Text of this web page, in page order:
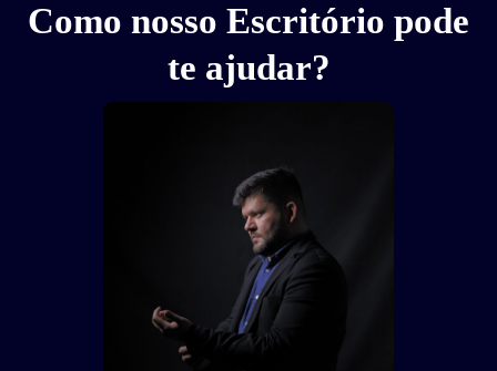
Como nosso Escritório pode
te ajudar?